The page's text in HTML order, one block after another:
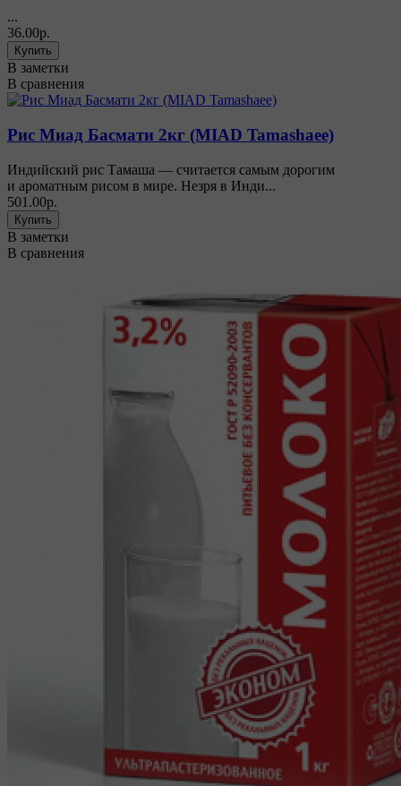
...
36.00р.
В заметки
В сравнения
Рис Миад Басмати 2кг (MIAD Tamashaee)
Индийский рис Тамаша — считается самым дорогим
и ароматным рисом в мире. Незря в Инди...
501.00р.
В заметки
В сравнения